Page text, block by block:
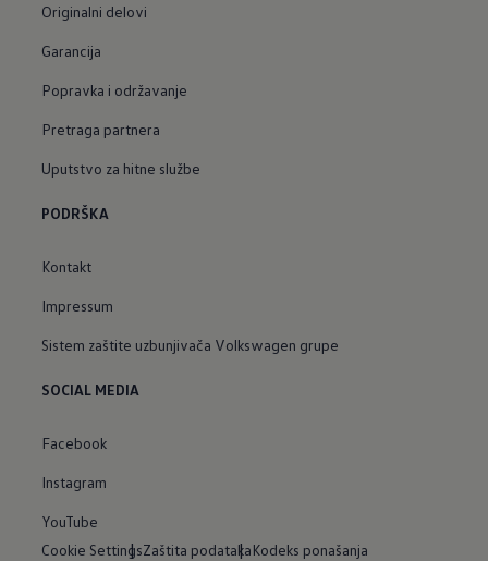
Originalni delovi
Garancija
Popravka i održavanje
Pretraga partnera
Uputstvo za hitne službe
PODRŠKA
Kontakt
Impressum
Sistem zaštite uzbunjivača Volkswagen grupe
SOCIAL MEDIA
Facebook
Instagram
YouTube
Cookie SettingsZaštita podatakaKodeks ponašanja